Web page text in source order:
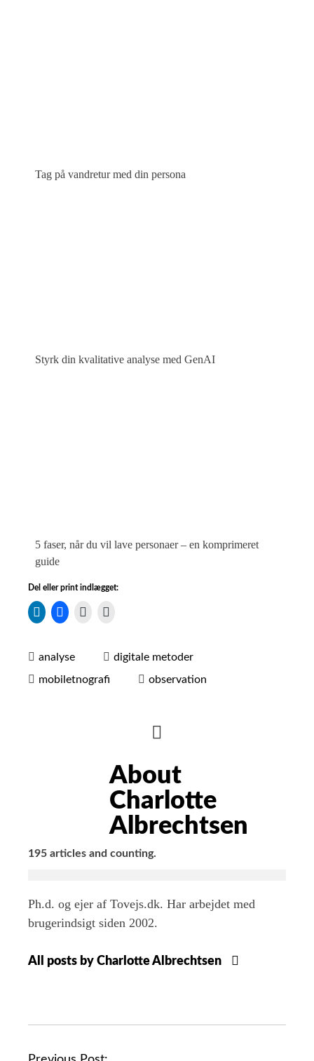
Tag på vandretur med din persona
Styrk din kvalitative analyse med GenAI
5 faser, når du vil lave personaer – en komprimeret
guide
Del eller print indlægget:
analyse
digitale metoder
mobiletnografi
observation
AUTHOR
BIO
About
Charlotte
Albrechtsen
195 articles and counting.
Ph.d. og ejer af Tovejs.dk. Har arbejdet med
brugerindsigt siden 2002.
All posts by Charlotte Albrechtsen